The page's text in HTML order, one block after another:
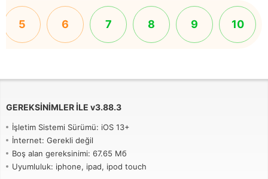
5 6 7 8 9 10
GEREKSINIMLER ILE v3.88.3
İşletim Sistemi Sürümü: iOS 13+
İnternet: Gerekli değil
Boş alan gereksinimi: 67.65 Мб
Uyumluluk: iphone, ipad, ipod touch